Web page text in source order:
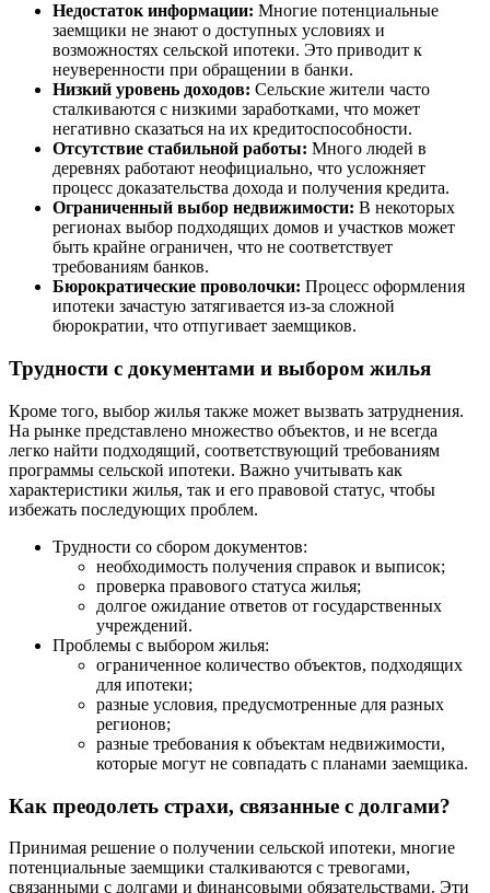
Недостаток информации: Многие потенциальные
заемщики не знают о доступных условиях и
возможностях сельской ипотеки. Это приводит к
неуверенности при обращении в банки.
Низкий уровень доходов: Сельские жители часто
сталкиваются с низкими заработками, что может
негативно сказаться на их кредитоспособности.
Отсутствие стабильной работы: Много людей в
деревнях работают неофициально, что усложняет
процесс доказательства дохода и получения кредита.
Ограниченный выбор недвижимости: В некоторых
регионах выбор подходящих домов и участков может
быть крайне ограничен, что не соответствует
требованиям банков.
Бюрократические проволочки: Процесс оформления
ипотеки зачастую затягивается из-за сложной
бюрократии, что отпугивает заемщиков.
Трудности с документами и выбором жилья
Кроме того, выбор жилья также может вызвать затруднения.
На рынке представлено множество объектов, и не всегда
легко найти подходящий, соответствующий требованиям
программы сельской ипотеки. Важно учитывать как
характеристики жилья, так и его правовой статус, чтобы
избежать последующих проблем.
Трудности со сбором документов:
необходимость получения справок и выписок;
проверка правового статуса жилья;
долгое ожидание ответов от государственных
учреждений.
Проблемы с выбором жилья:
ограниченное количество объектов, подходящих
для ипотеки;
разные условия, предусмотренные для разных
регионов;
разные требования к объектам недвижимости,
которые могут не совпадать с планами заемщика.
Как преодолеть страхи, связанные с долгами?
Принимая решение о получении сельской ипотеки, многие
потенциальные заемщики сталкиваются с тревогами,
связанными с долгами и финансовыми обязательствами. Эти